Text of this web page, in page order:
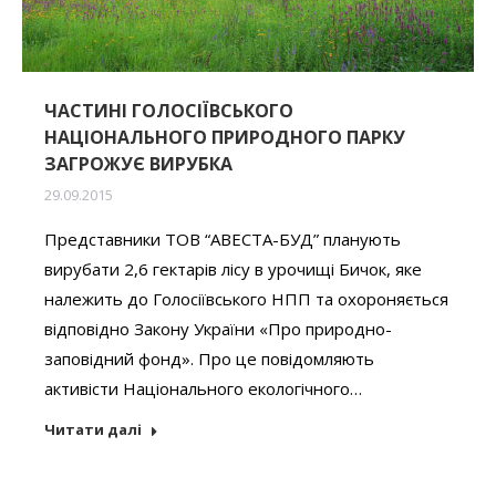
ЧАСТИНІ ГОЛОСІЇВСЬКОГО
НАЦІОНАЛЬНОГО ПРИРОДНОГО ПАРКУ
ЗАГРОЖУЄ ВИРУБКА
29.09.2015
Представники ТОВ “АВЕСТА-БУД” планують
вирубати 2,6 гектарів лісу в урочищі Бичок, яке
належить до Голосіївського НПП та охороняється
відповідно Закону України «Про природно-
заповідний фонд». Про це повідомляють
активісти Національного екологічного…
Читати далі